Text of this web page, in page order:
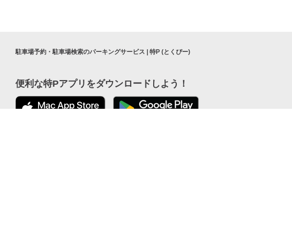
駐車場予約・駐車場検索のパーキングサービス | 特P (とくぴー)
便利な特Pアプリをダウンロードしよう！